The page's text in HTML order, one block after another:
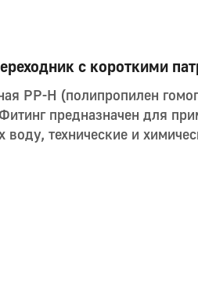
с короткими
PP-H (полипропилен
предназначен для
технические и